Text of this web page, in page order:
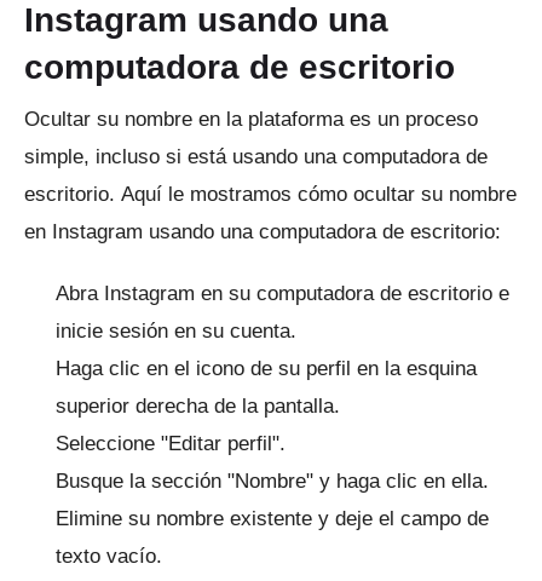
Instagram usando una
computadora de escritorio
Ocultar su nombre en la plataforma es un proceso
simple, incluso si está usando una computadora de
escritorio. Aquí le mostramos cómo ocultar su nombre
en Instagram usando una computadora de escritorio:
Abra Instagram en su computadora de escritorio e
inicie sesión en su cuenta.
Haga clic en el icono de su perfil en la esquina
superior derecha de la pantalla.
Seleccione "Editar perfil".
Busque la sección "Nombre" y haga clic en ella.
Elimine su nombre existente y deje el campo de
texto vacío.